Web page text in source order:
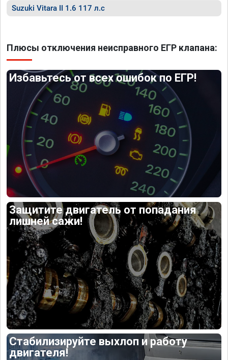
Suzuki Vitara II 1.6 117 л.с
Плюсы отключения неисправного ЕГР клапана:
Избавьтесь от всех ошибок по ЕГР!
Защитите двигатель от попадания
лишней сажи!
Стабилизируйте выхлоп и работу
двигателя!